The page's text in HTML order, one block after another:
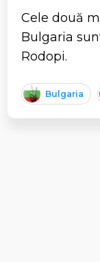
Cele două
Bulgaria
Rodopi.
Bulgaria